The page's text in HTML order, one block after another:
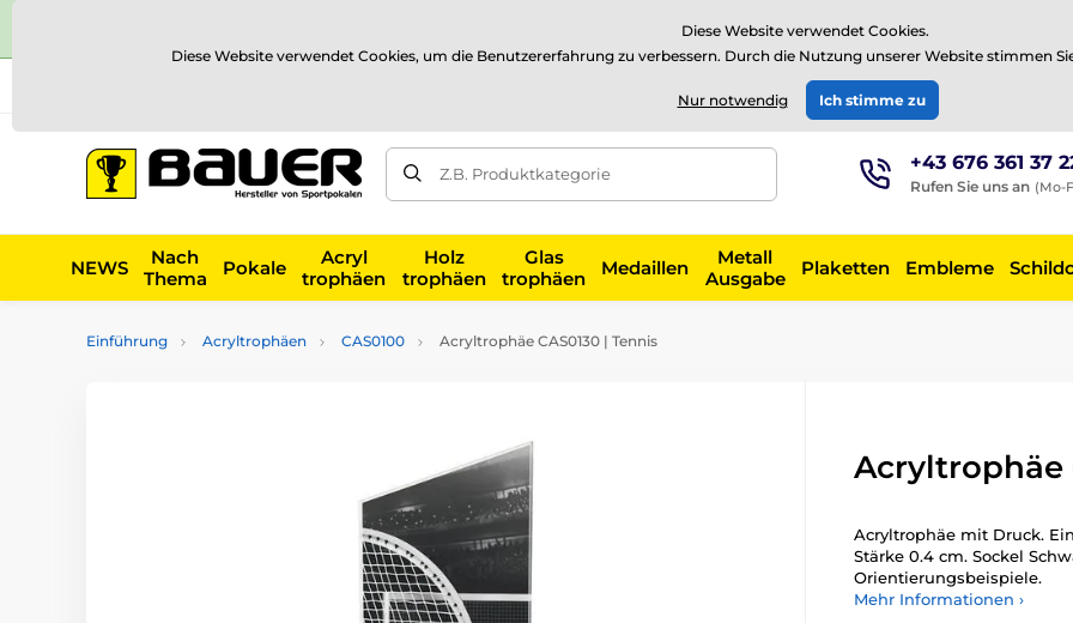
⭐Siehe 504 verifizierte Bewertungen aufTrustpilot
EUR
Z.B. Produktkategorie +43 676 361 37
Rufen Sie uns an (Mo-
NEWS
Nach
Thema
Pokale
Acryl
trophäen
Holz
trophäen
Glas
trophäen
Medaillen
Metall
Ausgabe
Plaketten Embleme
Einführung Acryltrophäen CAS0100 Acryltrophäe CAS0130 | Tennis
Acryltrophäe
Acryltrophäe mit Druck.
Stärke 0.4 cm. Sockel
Orientierungsbeispiele.
Mehr Informationen ›
Diese Website verwendet Cookies.
Diese Website verwendet Cookies, um die Benutzererfahrung zu verbessern. Durch die Nutzung unserer Website stimmen
Nur notwendig Ich stimme zu